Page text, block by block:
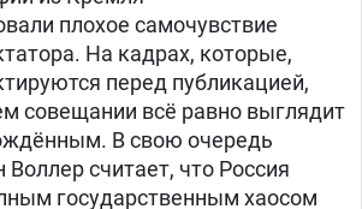
плохое самочувствие
На кадрах, которые,
перед публикацией,
совещании всё равно выглядит
В свою очередь
считает, что Россия
государственным хаосом